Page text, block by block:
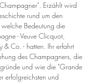
Erzählt wird
rund um den
Bedeutung die
- Veuve Clicquot,
& Co. - hatten. Ihr erfahrt
des Champagners, die
und wie die "Grande
erfolgreichsten und